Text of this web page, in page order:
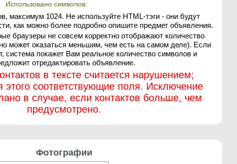
Использовано символов:
максимум 1024. Не используйте HTML-тэги - они будут
как можно более подробно опишите предмет объявления.
браузеры не совсем корректно отображают количество
может оказаться меньшим, чем есть на самом деле). Если
система покажет Вам реальное количество символов и
отредактировать объявление.
в тексте считается нарушением;
этого соответствующие поля. Исключение
в случае, если контактов больше, чем
предусмотрено.
Фотографии